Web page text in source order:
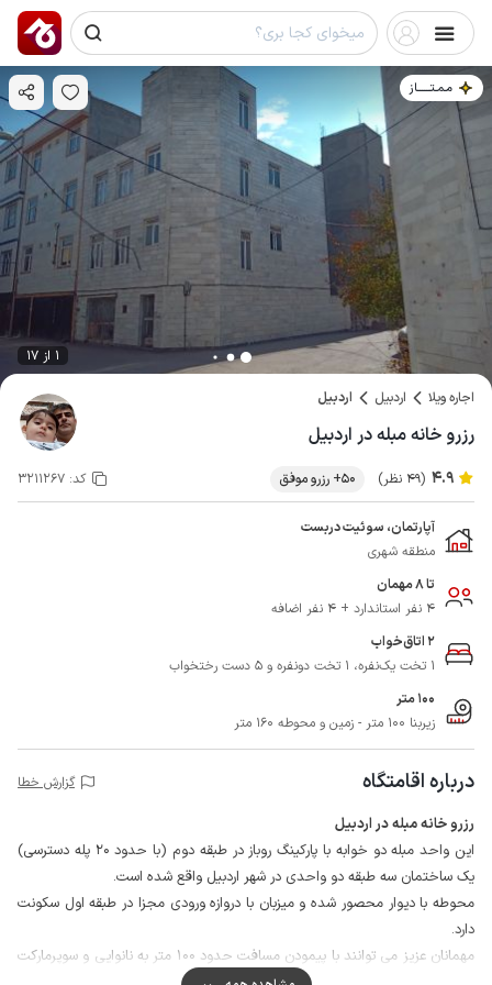
مـمـتــــــاز
1 از 17
اجاره ویلا اردبیل اردبیل
رزرو خانه مبله در اردبیل
4.9 (49 نظر) 50+ رزرو موفق کد: 3211267
آپارتمان، سوئیت دربست
منطقه شهری
تا 8 مهمان
4 نفر استاندارد + 4 نفر اضافه
2 اتاق‌خواب
1 تخت یک‌نفره، 1 تخت دونفره و 5 دست رختخواب
100 متر
زیربنا 100 متر - زمین و محوطه 160 متر
درباره اقامتگاه گزارش خطا
رزرو خانه مبله در اردبیل
این واحد مبله دو خوابه با پارکینگ روباز در طبقه دوم (با حدود 20 پله دسترسی)
یک ساختمان سه طبقه دو واحدی در شهر اردبیل واقع شده است.
محوطه با دیوار محصور شده و میزبان با دروازه ورودی مجزا در طبقه اول سکونت
دارد.
مهمانان عزیز می توانند با پیمودن مسافت حدود 100 متر به نانوایی و سوپرمارکت